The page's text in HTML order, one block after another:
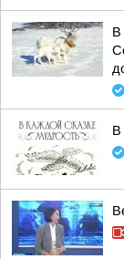
В
В